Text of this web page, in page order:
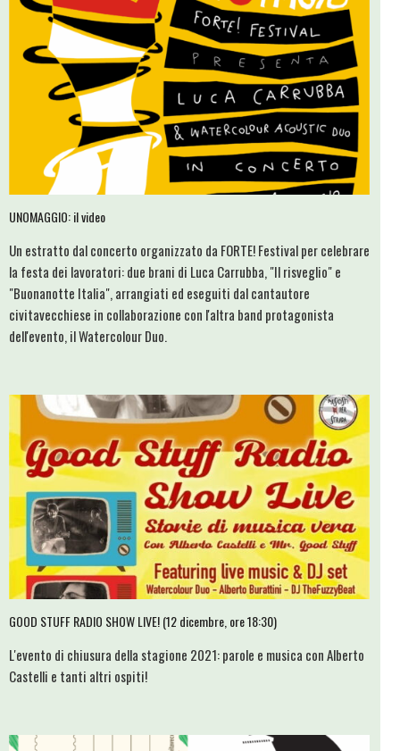
UNOMAGGIO: il video
Un estratto dal concerto organizzato da FORTE! Festival per celebrare
la festa dei lavoratori: due brani di Luca Carrubba, "Il risveglio" e
"Buonanotte Italia", arrangiati ed eseguiti dal cantautore
civitavecchiese in collaborazione con l'altra band protagonista
dell'evento, il Watercolour Duo.
GOOD STUFF RADIO SHOW LIVE! (12 dicembre, ore 18:30)
L'evento di chiusura della stagione 2021: parole e musica con Alberto
Castelli e tanti altri ospiti!